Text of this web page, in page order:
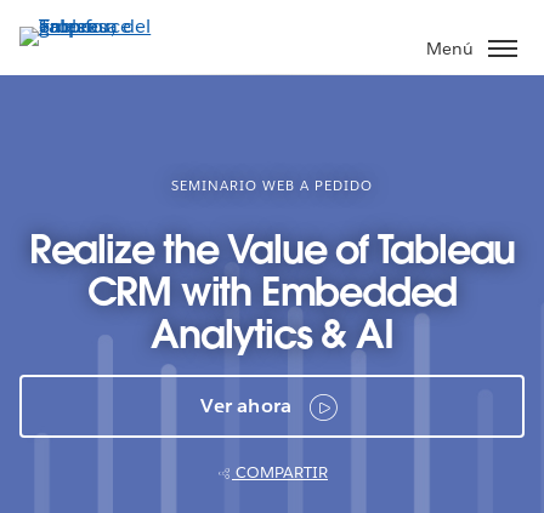
contenido
Menú
SEMINARIO WEB A PEDIDO
Realize the Value of Tableau
CRM with Embedded
Analytics & AI
Ver ahora
COMPARTIR